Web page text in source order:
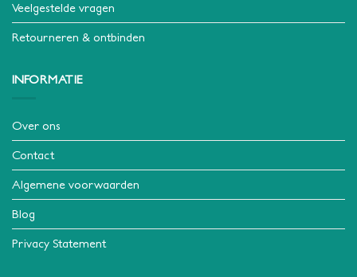
Veelgestelde vragen
Retourneren & ontbinden
INFORMATIE
Over ons
Contact
Algemene voorwaarden
Blog
Privacy Statement